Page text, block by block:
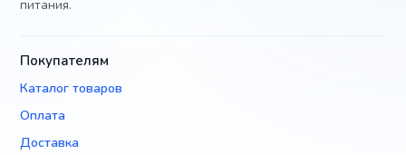
питания.
Покупателям
Каталог товаров
Оплата
Доставка